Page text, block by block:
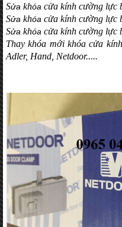
Sửa khóa cửa kính cường lực
Sửa khóa cửa kính cường lực
Sửa khóa cửa kính cường lực
Thay khóa mới khóa cửa
Adler, Hand, Netdoor.....